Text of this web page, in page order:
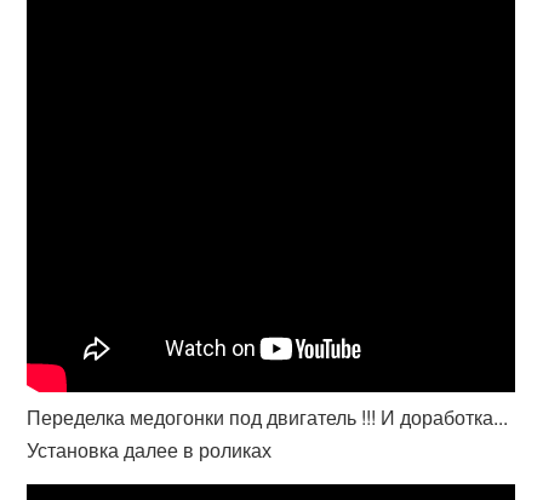
Переделка медогонки под двигатель !!! И доработка...
Установка далее в роликах